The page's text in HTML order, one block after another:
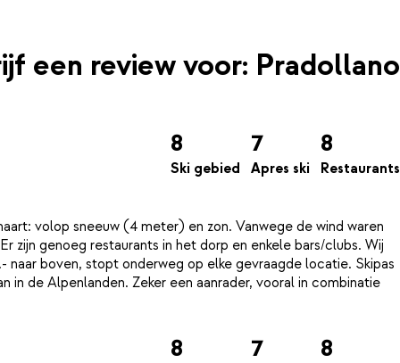
een review voor: Pradollano
8
Ski gebied
7
Apres ski
8
Restaurants
volop sneeuw (4 meter) en zon. Vanwege de wind waren
zijn genoeg restaurants in het dorp en enkele bars/clubs. Wij
boven, stopt onderweg op elke gevraagde locatie. Skipas
in de Alpenlanden. Zeker een aanrader, vooral in combinatie
8 7 8